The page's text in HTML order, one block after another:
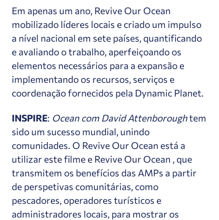
Em apenas um ano, Revive Our Ocean
mobilizado líderes locais e criado um impulso
a nível nacional em sete países, quantificando
e avaliando o trabalho, aperfeiçoando os
elementos necessários para a expansão e
implementando os recursos, serviços e
coordenação fornecidos pela Dynamic Planet.
INSPIRE: Ocean com David Attenboroughtem
sido um sucesso mundial, unindo
comunidades. O Revive Our Ocean está a
utilizar este filme e Revive Our Ocean , que
transmitem os benefícios das AMPs a partir
de perspetivas comunitárias, como
pescadores, operadores turísticos e
administradores locais, para mostrar os